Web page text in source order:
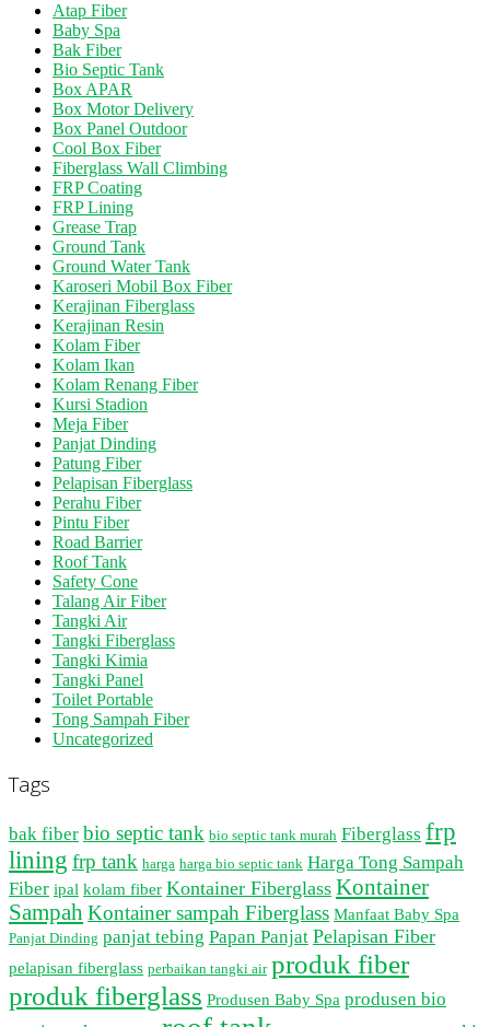
Atap Fiber
Baby Spa
Bak Fiber
Bio Septic Tank
Box APAR
Box Motor Delivery
Box Panel Outdoor
Cool Box Fiber
Fiberglass Wall Climbing
FRP Coating
FRP Lining
Grease Trap
Ground Tank
Ground Water Tank
Karoseri Mobil Box Fiber
Kerajinan Fiberglass
Kerajinan Resin
Kolam Fiber
Kolam Ikan
Kolam Renang Fiber
Kursi Stadion
Meja Fiber
Panjat Dinding
Patung Fiber
Pelapisan Fiberglass
Perahu Fiber
Pintu Fiber
Road Barrier
Roof Tank
Safety Cone
Talang Air Fiber
Tangki Air
Tangki Fiberglass
Tangki Kimia
Tangki Panel
Toilet Portable
Tong Sampah Fiber
Uncategorized
Tags
bak fiber bio septic tank bio septic tank murah Fiberglass frp
lining frp tank harga harga bio septic tank Harga Tong Sampah
Fiber ipal kolam fiber Kontainer Fiberglass Kontainer
Sampah Kontainer sampah Fiberglass Manfaat Baby Spa
Panjat Dinding panjat tebing Papan Panjat Pelapisan Fiber
pelapisan fiberglass perbaikan tangki air produk fiber
produk fiberglass Produsen Baby Spa produsen bio